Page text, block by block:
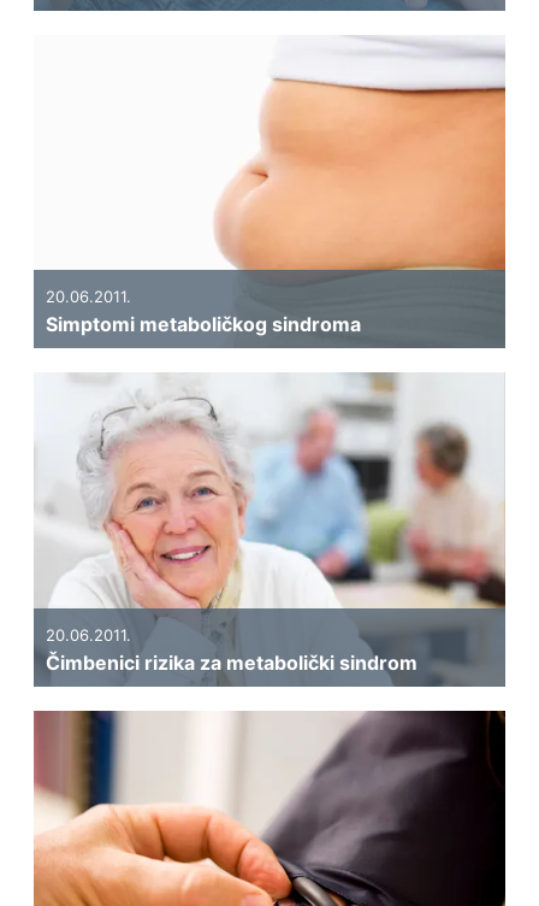
20.06.2011.
Simptomi metaboličkog sindroma
20.06.2011.
Čimbenici rizika za metabolički sindrom